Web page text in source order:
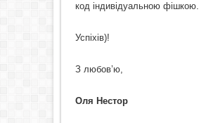
код індивідуальною фішкою.
Успіхів)!
З любов’ю,
Оля Нестор